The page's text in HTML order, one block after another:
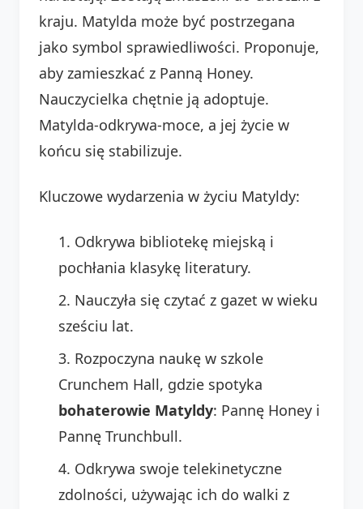
kraju. Matylda może być postrzegana
jako symbol sprawiedliwości. Proponuje,
aby zamieszkać z Panną Honey.
Nauczycielka chętnie ją adoptuje.
Matylda-odkrywa-moce, a jej życie w
końcu się stabilizuje.
Kluczowe wydarzenia w życiu Matyldy:
Odkrywa bibliotekę miejską i
pochłania klasykę literatury.
Nauczyła się czytać z gazet w wieku
sześciu lat.
Rozpoczyna naukę w szkole
Crunchem Hall, gdzie spotyka
bohaterowie Matyldy: Pannę Honey i
Pannę Trunchbull.
Odkrywa swoje telekinetyczne
zdolności, używając ich do walki z